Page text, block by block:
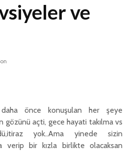
ve
önce konuşulan her şeye
gözünü açti, gece hayati takılma vs
yok..Ama yinede sizin
verip bir kızla birlikte olacaksan